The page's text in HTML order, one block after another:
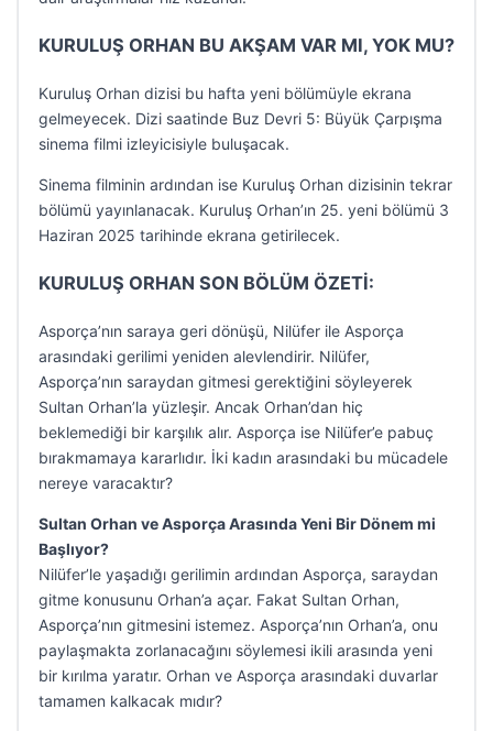
KURULUŞ ORHAN BU AKŞAM VAR MI, YOK MU?
Kuruluş Orhan dizisi bu hafta yeni bölümüyle ekrana
gelmeyecek. Dizi saatinde Buz Devri 5: Büyük Çarpışma
sinema filmi izleyicisiyle buluşacak.
Sinema filminin ardından ise Kuruluş Orhan dizisinin tekrar
bölümü yayınlanacak. Kuruluş Orhan’ın 25. yeni bölümü 3
Haziran 2025 tarihinde ekrana getirilecek.
KURULUŞ ORHAN SON BÖLÜM ÖZETİ:
Asporça’nın saraya geri dönüşü, Nilüfer ile Asporça
arasındaki gerilimi yeniden alevlendirir. Nilüfer,
Asporça’nın saraydan gitmesi gerektiğini söyleyerek
Sultan Orhan’la yüzleşir. Ancak Orhan’dan hiç
beklemediği bir karşılık alır. Asporça ise Nilüfer’e pabuç
bırakmamaya kararlıdır. İki kadın arasındaki bu mücadele
nereye varacaktır?
Sultan Orhan ve Asporça Arasında Yeni Bir Dönem mi
Başlıyor?
Nilüfer’le yaşadığı gerilimin ardından Asporça, saraydan
gitme konusunu Orhan’a açar. Fakat Sultan Orhan,
Asporça’nın gitmesini istemez. Asporça’nın Orhan’a, onu
paylaşmakta zorlanacağını söylemesi ikili arasında yeni
bir kırılma yaratır. Orhan ve Asporça arasındaki duvarlar
tamamen kalkacak mıdır?